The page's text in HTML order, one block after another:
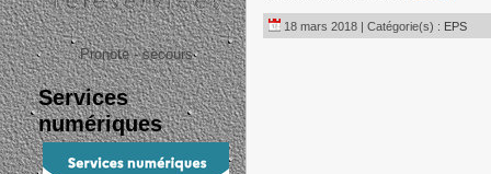
Pronote - secours
Services
numériques
18 mars 2018 | Catégorie(s) : EPS